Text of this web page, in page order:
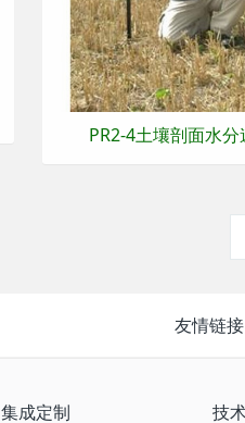
PR2-4土壤剖面水分
友情链
集成定制 技